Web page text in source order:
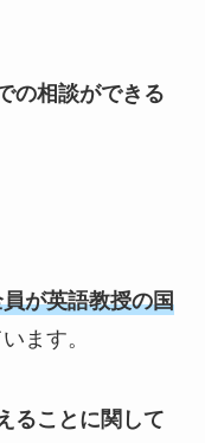
の相談ができる
が英語教授の国
ます。
ることに関して